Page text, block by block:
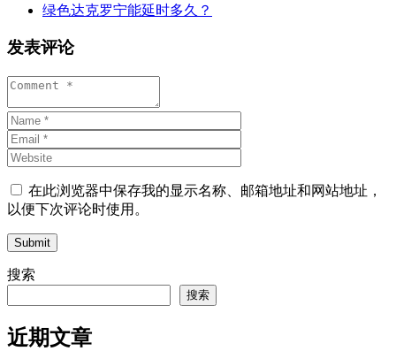
绿色达克罗宁能延时多久？
发表评论
在此浏览器中保存我的显示名称、邮箱地址和网站地址，
以便下次评论时使用。
Submit
搜索
搜索
近期文章